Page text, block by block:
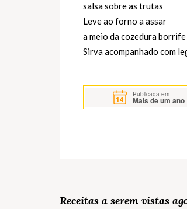
salsa sobre as trutas
Leve ao forno a assar
a meio da cozedura
Sirva acompanhado com
Publicada em
Mais de um ano
Receitas a serem vistas